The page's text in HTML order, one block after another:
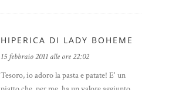
HIPERICA DI LADY BOHEME
15 febbraio 2011 alle ore 22:02
Tesoro, io adoro la pasta e patate! E' un